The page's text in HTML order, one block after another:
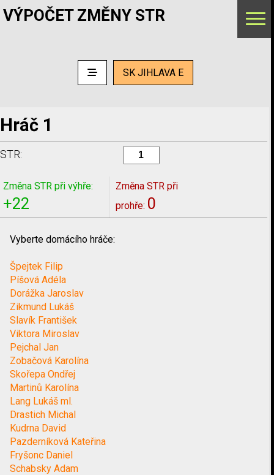
VÝPOČET ZMĚNY STR
SK JIHLAVA E
Hráč 1
STR:
Změna STR při výhře:
+22
Změna STR při
prohře: 0
Vyberte domácího hráče:
Špejtek Filip
Píšová Adéla
Dorážka Jaroslav
Zikmund Lukáš
Slavík František
Viktora Miroslav
Pejchal Jan
Zobačová Karolína
Skořepa Ondřej
Martinů Karolína
Lang Lukáš ml.
Drastich Michal
Kudrna David
Pazderníková Kateřina
Fryšonc Daniel
Schabsky Adam